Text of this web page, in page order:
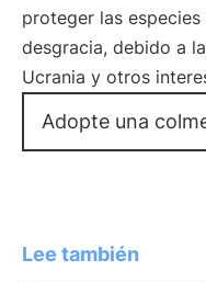
proteger las
desgracia, debido a
Ucrania y otros
Adopte una
Lee también